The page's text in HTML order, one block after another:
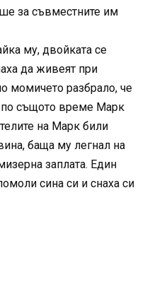
за съвместните им
му, двойката се
да живеят при
момичето разбрало, че
същото време Марк
на Марк били
баща му легнал на
заплата. Един
сина си и снаха си